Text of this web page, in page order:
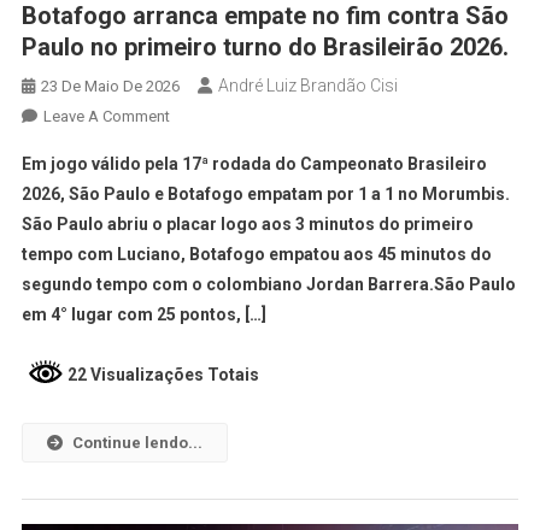
Botafogo arranca empate no fim contra São
Paulo no primeiro turno do Brasileirão 2026.
23 De Maio De 2026 André Luiz Brandão Cisi
Leave A Comment
Em jogo válido pela 17ª rodada do Campeonato Brasileiro
2026, São Paulo e Botafogo empatam por 1 a 1 no Morumbis.
São Paulo abriu o placar logo aos 3 minutos do primeiro
tempo com Luciano, Botafogo empatou aos 45 minutos do
segundo tempo com o colombiano Jordan Barrera.São Paulo
em 4° lugar com 25 pontos, […]
22 Visualizações Totais
Continue lendo...